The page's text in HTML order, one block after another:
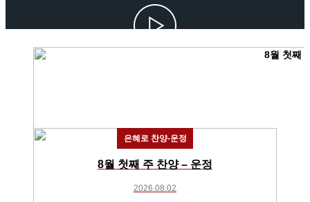
은혜로 찬양-운정
8월 첫째 주 찬양 – 운정
2026.08.02